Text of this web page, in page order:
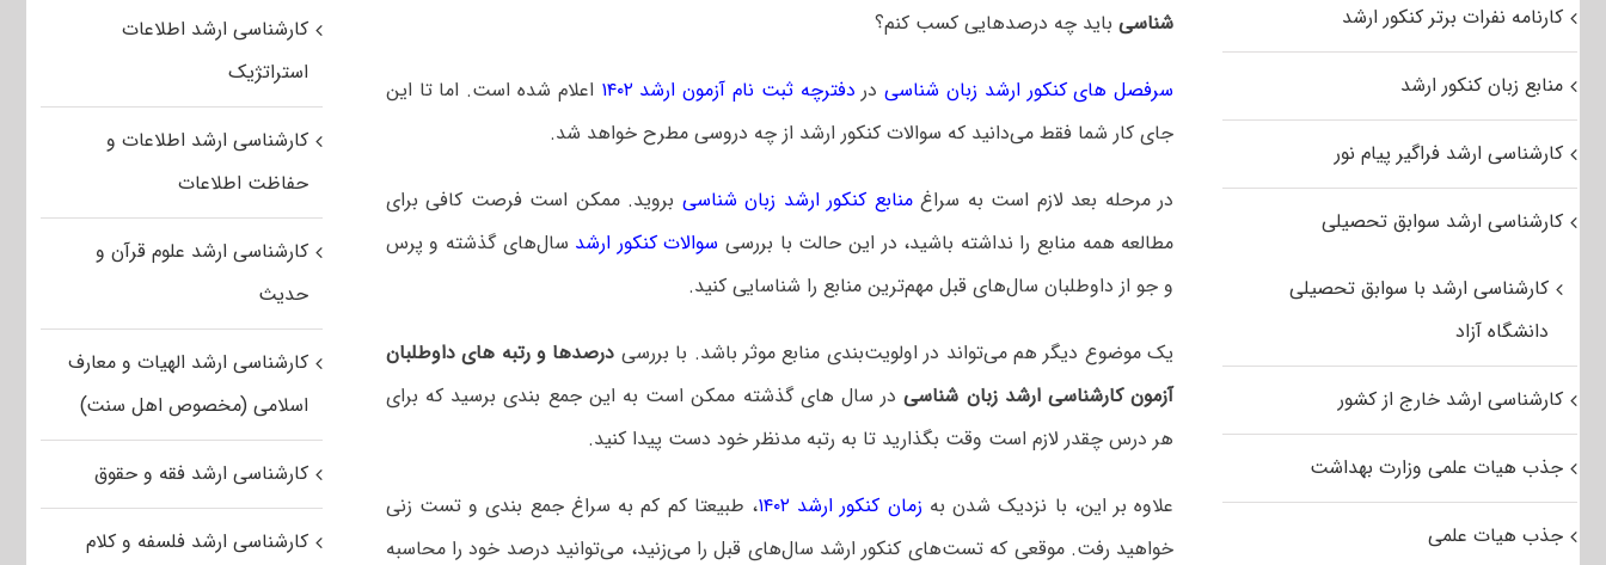
شناسیباید چه درصدهایی کسب کنم؟
سرفصل های کنکور ارشد زبان شناسیدر دفترچه ثبت نام آزمون ارشد ۱۴۰۲
اعلام شده است. اما تا این
جای کار شما فقط می‌دانید که سوالات کنکور ارشد از چه دروسی مطرح خواهد شد.
در مرحله بعد لازم است به سراغمنابع کنکور ارشد زبان شناسی بروید. ممکن است فرصت کافی برای
مطالعه همه منابع را نداشته باشید، در این حالت با بررسی سوالات کنکور ارشد سال‌های گذشته و پرس
و جو از داوطلبان سال‌های قبل مهم‌ترین منابع را شناسایی کنید.
یک موضوع دیگر هم می‌تواند در اولویت‌بندی منابع موثر باشد. با بررسی درصدها و رتبه های داوطلبان
آزمون کارشناسی ارشد زبان شناسیدر سال های گذشته ممکن است به این جمع بندی برسید که برای
هر درس چقدر لازم است وقت بگذارید تا به رتبه مدنظر خود دست پیدا کنید.
علاوه بر این، با نزدیک شدن به زمان کنکور ارشد ۱۴۰۲
، طبیعتا کم کم به سراغ جمع بندی و تست زنی
خواهید رفت. موقعی که تست‌های کنکور ارشد سال‌های قبل را می‌زنید، می‌توانید درصد خود را محاسبه
کارشناسی ارشد اطلاعات
استراتژیک
کارشناسی ارشد اطلاعات و
حفاظت اطلاعات
کارشناسی ارشد علوم قرآن و
حدیث
کارشناسی ارشد الهیات و معارف
اسلامی (مخصوص اهل سنت)
کارشناسی ارشد فقه و حقوق
کارشناسی ارشد فلسفه و کلام
کارنامه نفرات برتر کنکور ارشد
منابع زبان کنکور ارشد
کارشناسی ارشد فراگیر پیام نور
کارشناسی ارشد سوابق تحصیلی
کارشناسی ارشد با سوابق تحصیلی
دانشگاه آزاد
کارشناسی ارشد خارج از کشور
جذب هیات علمی وزارت بهداشت
جذب هیات علمی